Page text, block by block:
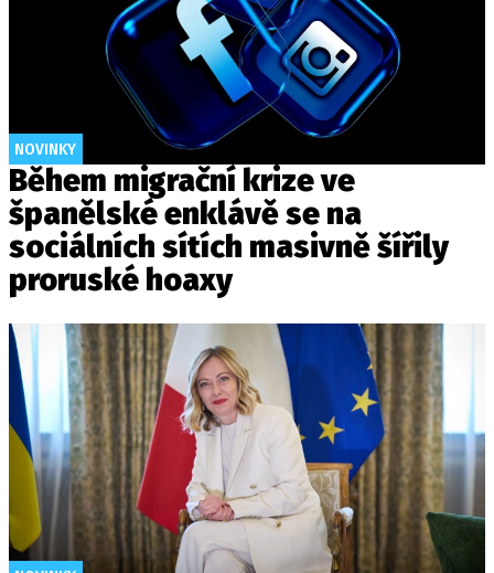
NOVINKY
Během migrační krize ve
španělské enklávě se na
sociálních sítích masivně šířily
proruské hoaxy